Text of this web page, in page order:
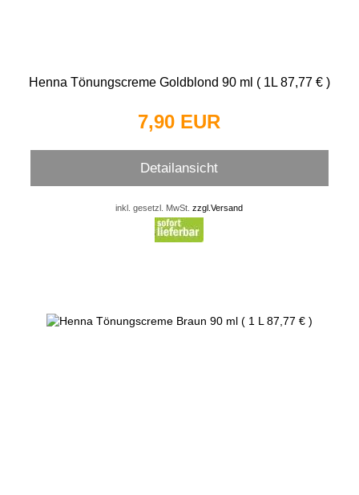
Henna Tönungscreme Goldblond 90 ml ( 1L 87,77 € )
7,90 EUR
Detailansicht
inkl. gesetzl. MwSt.zzgl.Versand